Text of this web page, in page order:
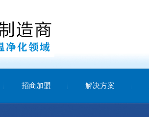
招商加盟 解决方案